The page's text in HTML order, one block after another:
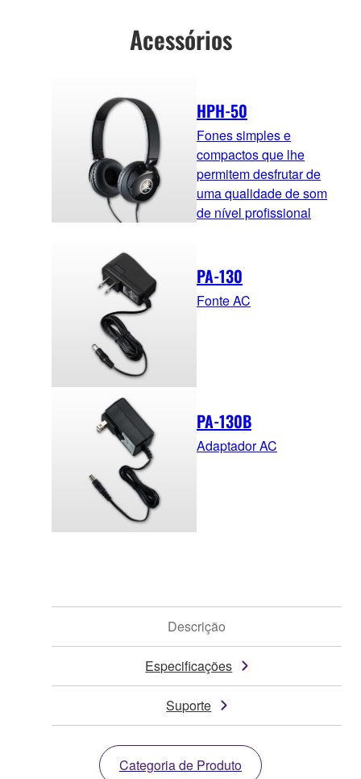
Acessórios
HPH-50
Fones simples e
compactos que lhe
permitem desfrutar de
uma qualidade de som
de nível profissional
PA-130
Fonte AC
PA-130B
Adaptador AC
Descrição
Especificações
Suporte
Categoria de Produto